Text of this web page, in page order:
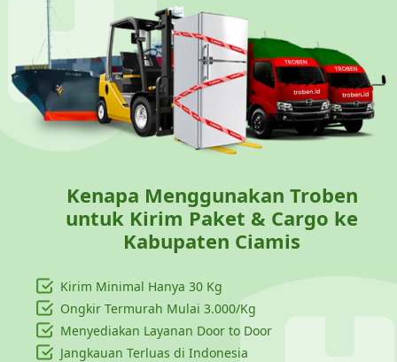
Kenapa Menggunakan Troben
untuk Kirim Paket & Cargo ke
Kabupaten Ciamis
Kirim Minimal Hanya 30 Kg
Ongkir Termurah Mulai 3.000/Kg
Menyediakan Layanan Door to Door
Jangkauan Terluas di Indonesia